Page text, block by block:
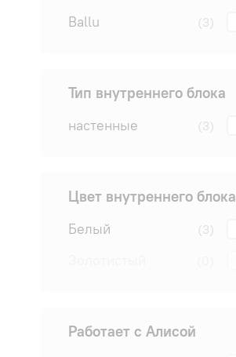
Ballu (3)
Тип внутреннего блока
настенные (3)
Цвет внутреннего блока
Белый (3)
Работает с Алисой